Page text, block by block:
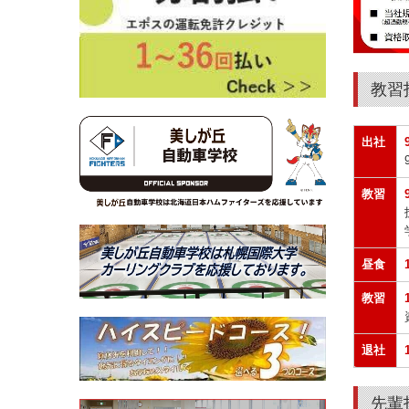
教習
出社
教習
昼食
教習
退社
先輩